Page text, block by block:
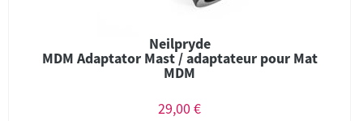
Neilpryde
MDM Adaptator Mast / adaptateur pour Mat
MDM
29,00 €